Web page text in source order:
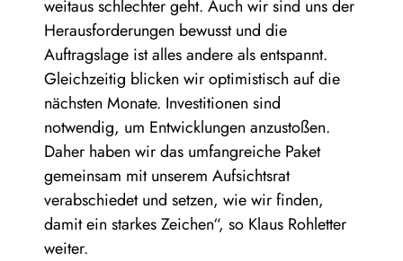
weitaus schlechter geht. Auch wir sind uns der
Herausforderungen bewusst und die
Auftragslage ist alles andere als entspannt.
Gleichzeitig blicken wir optimistisch auf die
nächsten Monate. Investitionen sind
notwendig, um Entwicklungen anzustoßen.
Daher haben wir das umfangreiche Paket
gemeinsam mit unserem Aufsichtsrat
verabschiedet und setzen, wie wir finden,
damit ein starkes Zeichen“, so Klaus Rohletter
weiter.